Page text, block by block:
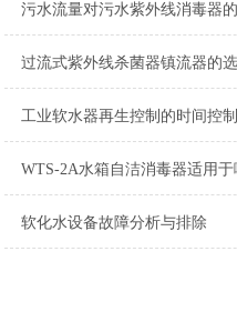
软化水设备故障分析与排除